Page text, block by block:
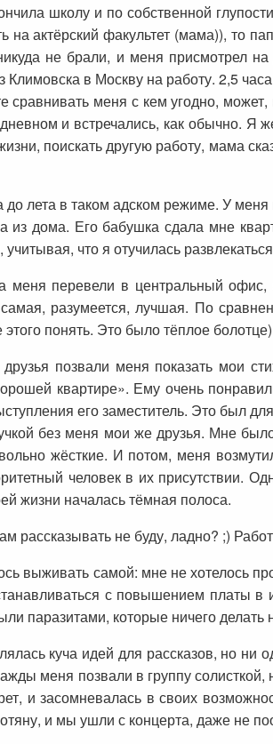
школу и по собственной
на актёрский факультет (мама)), то
не брали, и меня присмотрел
Климовска в Москву на работу. 2,5
сравнивать меня с кем угодно,
дневном и встречались, как обычно.
поискать другую работу, мама
до лета в таком адском режиме. У
из дома. Его бабушка сдала мне
что я отучилась
меня перевели в центральный
разумеется, лучшая. По
этого понять. Это было тёплое
позвали меня показать мои
квартире». Ему очень
его заместитель. Это был
без меня мои же друзья. Мне
жёсткие. И потом, меня
человек в их присутствии.
жизни началась тёмная полоса.
рассказывать не буду, ладно? ;)
выживать самой: мне не хотелось
с повышением платы
паразитами, которые ничего
куча идей для рассказов, но ни
меня позвали в группу
и засомневалась в своих
и мы ушли с концерта, даже не